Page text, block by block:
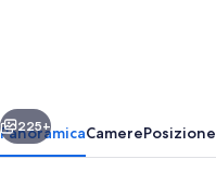
Avanti
225+
PanoramicaCamerePosizione